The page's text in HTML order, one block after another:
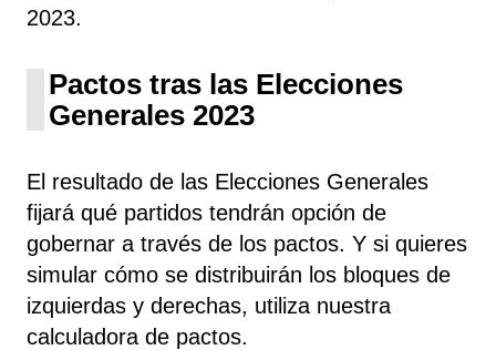
2023.
Pactos tras las Elecciones
Generales 2023
El resultado de las Elecciones Generales
fijará qué partidos tendrán opción de
gobernar a través de los pactos. Y si quieres
simular cómo se distribuirán los bloques de
izquierdas y derechas, utiliza nuestra
calculadora de pactos.